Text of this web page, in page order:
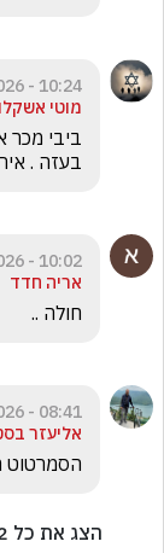
10:24 - 20.06.2026
מוטי
בעזה .
10:02 - 20.06.2026
אריה חדד
חולה ..
08:41 - 20.06.2026
אליעזר
הסמרטוט
הצג את כל